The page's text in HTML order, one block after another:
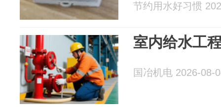
节约用水好习惯
室内给水工
国冶机电 2026-08-